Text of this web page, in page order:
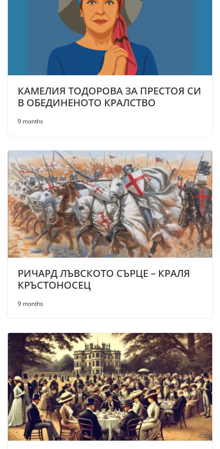
КАМЕЛИЯ ТОДОРОВА ЗА ПРЕСТОЯ СИ
В ОБЕДИНЕНОТО КРАЛСТВО
9 months
РИЧАРД ЛЪВСКОТО СЪРЦЕ – КРАЛЯ
КРЪСТОНОСЕЦ
9 months